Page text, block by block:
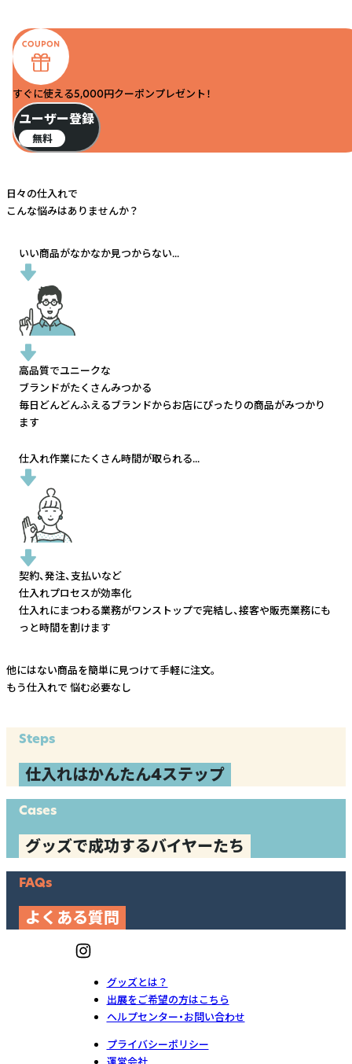
すぐに使える5,000円クーポンプレゼント！
ユーザー登録
無料
日々の仕入れで
こんな悩みはありませんか？
いい商品がなかなか見つからない...
高品質でユニークな
ブランドがたくさんみつかる
毎日どんどんふえるブランドからお店にぴったりの商品がみつかり
ます
仕入れ作業にたくさん時間が取られる...
契約、発注、支払いなど
仕入れプロセスが効率化
仕入れにまつわる業務がワンストップで完結し、接客や販売業務にも
っと時間を割けます
他にはない商品を簡単に見つけて手軽に注文。
もう仕入れで 悩む必要なし
Steps
仕入れはかんたん4ステップ
Cases
グッズで成功するバイヤーたち
FAQs
よくある質問
グッズとは？
出展をご希望の方はこちら
ヘルプセンター・お問い合わせ
プライバシーポリシー